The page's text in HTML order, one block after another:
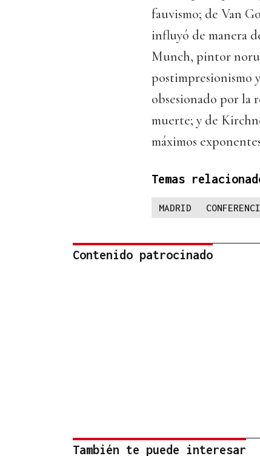
fauvismo; de Van
influyó de manera
Munch, pintor
postimpresionismo
obsesionado por la
muerte; y de
máximos
Temas
MADRID
Contenido patrocinado
También te puede interesar